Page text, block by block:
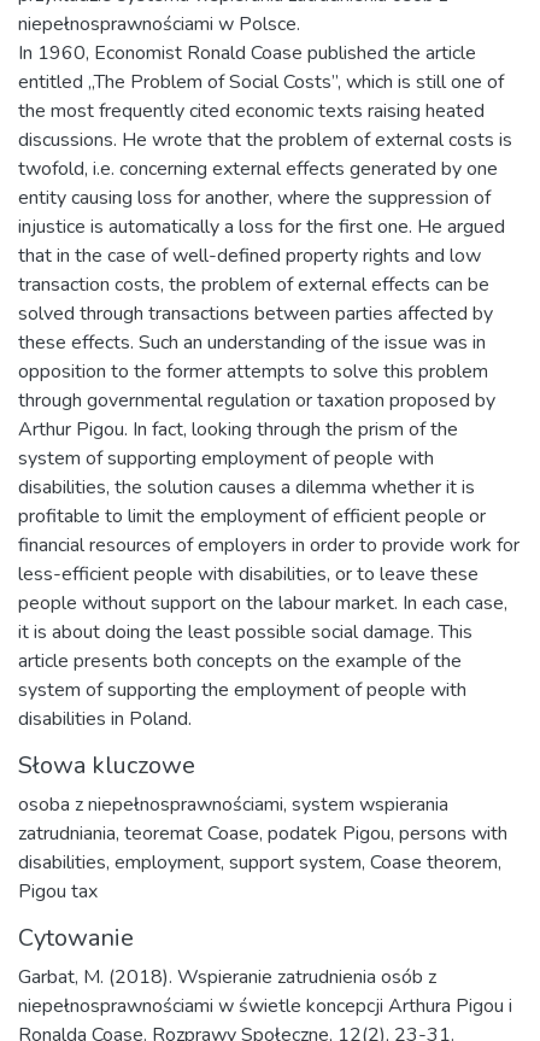
niepełnosprawnościami w Polsce.
In 1960, Economist Ronald Coase published the article
entitled „The Problem of Social Costs”, which is still one of
the most frequently cited economic texts raising heated
discussions. He wrote that the problem of external costs is
twofold, i.e. concerning external effects generated by one
entity causing loss for another, where the suppression of
injustice is automatically a loss for the first one. He argued
that in the case of well-defined property rights and low
transaction costs, the problem of external effects can be
solved through transactions between parties affected by
these effects. Such an understanding of the issue was in
opposition to the former attempts to solve this problem
through governmental regulation or taxation proposed by
Arthur Pigou. In fact, looking through the prism of the
system of supporting employment of people with
disabilities, the solution causes a dilemma whether it is
profitable to limit the employment of efficient people or
financial resources of employers in order to provide work for
less-efficient people with disabilities, or to leave these
people without support on the labour market. In each case,
it is about doing the least possible social damage. This
article presents both concepts on the example of the
system of supporting the employment of people with
disabilities in Poland.
Słowa kluczowe
osoba z niepełnosprawnościami, system wspierania
zatrudniania, teoremat Coase, podatek Pigou, persons with
disabilities, employment, support system, Coase theorem,
Pigou tax
Cytowanie
Garbat, M. (2018). Wspieranie zatrudnienia osób z
niepełnosprawnościami w świetle koncepcji Arthura Pigou i
Ronalda Coase. Rozprawy Społeczne, 12(2), 23-31.